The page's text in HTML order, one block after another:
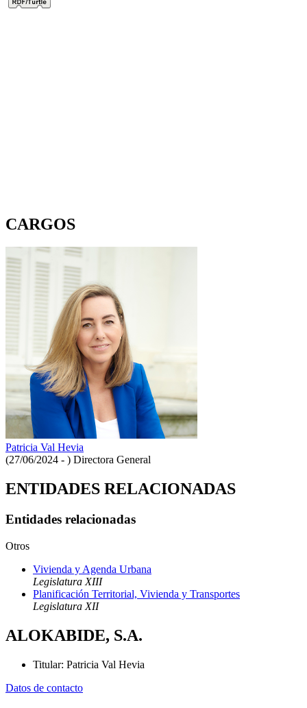
CARGOS
Patricia Val Hevia
(27/06/2024 - ) Directora General
ENTIDADES RELACIONADAS
Entidades relacionadas
Otros
Vivienda y Agenda Urbana
Legislatura XIII
Planificación Territorial, Vivienda y Transportes
Legislatura XII
ALOKABIDE, S.A.
Titular: Patricia Val Hevia
Datos de contacto